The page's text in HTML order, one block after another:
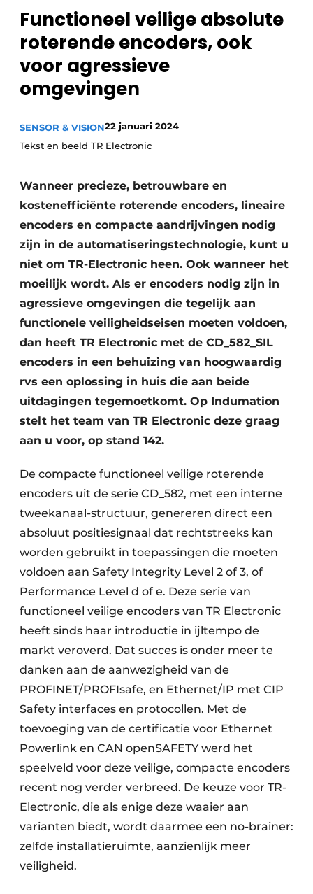
Privacy / Cookie statement
Vacature aanmelden
Vacatures
Video’s
Functioneel veilige absolute
roterende encoders, ook
voor agressieve
omgevingen
SENSOR & VISION22 januari 2024
Tekst en beeld TR Electronic
Wanneer precieze, betrouwbare en
kostenefficiënte roterende encoders, lineaire
encoders en compacte aandrijvingen nodig
zijn in de automatiseringstechnologie, kunt u
niet om TR-Electronic heen. Ook wanneer het
moeilijk wordt. Als er encoders nodig zijn in
agressieve omgevingen die tegelijk aan
functionele veiligheidseisen moeten voldoen,
dan heeft TR Electronic met de CD_582_SIL
encoders in een behuizing van hoogwaardig
rvs een oplossing in huis die aan beide
uitdagingen tegemoetkomt. Op Indumation
stelt het team van TR Electronic deze graag
aan u voor, op stand 142.
De compacte functioneel veilige roterende
encoders uit de serie CD_582, met een interne
tweekanaal-structuur, genereren direct een
absoluut positiesignaal dat rechtstreeks kan
worden gebruikt in toepassingen die moeten
voldoen aan Safety Integrity Level 2 of 3, of
Performance Level d of e. Deze serie van
functioneel veilige encoders van TR Electronic
heeft sinds haar introductie in ijltempo de
markt veroverd. Dat succes is onder meer te
danken aan de aanwezigheid van de
PROFINET/PROFIsafe, en Ethernet/IP met CIP
Safety interfaces en protocollen. Met de
toevoeging van de certificatie voor Ethernet
Powerlink en CAN openSAFETY werd het
speelveld voor deze veilige, compacte encoders
recent nog verder verbreed. De keuze voor TR-
Electronic, die als enige deze waaier aan
varianten biedt, wordt daarmee een no-brainer:
zelfde installatieruimte, aanzienlijk meer
veiligheid.